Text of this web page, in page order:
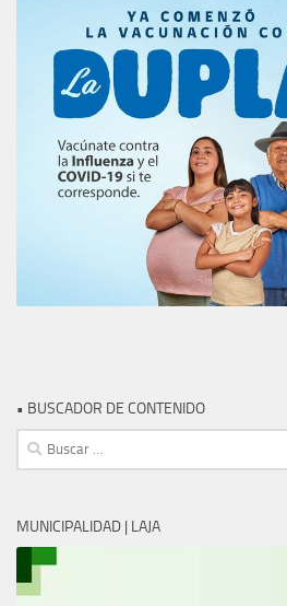
• BUSCADOR DE CONTENIDO
Buscar:
MUNICIPALIDAD | LAJA